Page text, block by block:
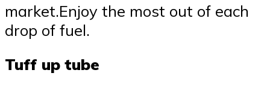
market.Enjoy the most out of each
drop of fuel.
Tuff up tube